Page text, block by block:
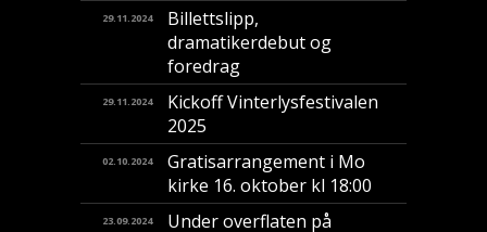
29.11.2024
Billettslipp,
dramatikerdebut og
foredrag
29.11.2024
Kickoff Vinterlysfestivalen
2025
02.10.2024
Gratisarrangement i Mo
kirke 16. oktober kl 18:00
23.09.2024 Under overflaten på